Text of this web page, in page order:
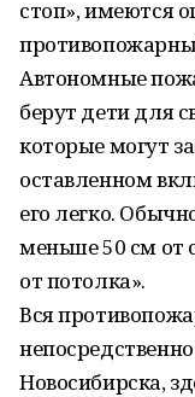
стоп», имеются
Автономные
берут дети для
которые могут
оставленном
его легко.
меньше 50 см от
от потолка».
Вся
Новосибирска,